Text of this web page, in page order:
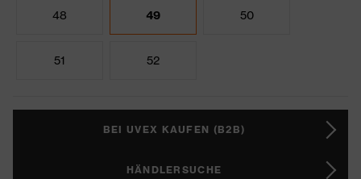
48 49 50
51 52
BEI UVEX KAUFEN (B2B)
HÄNDLERSUCHE